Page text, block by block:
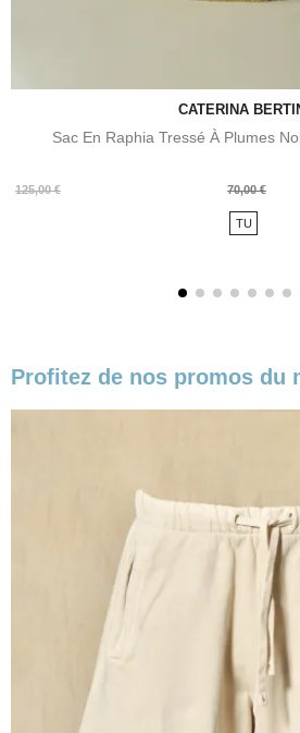
CATERINA
Sac En Raphia Tressé À Plumes
125,00 €
Prix
70,00 €
Prix
TU
Profitez de nos promos du